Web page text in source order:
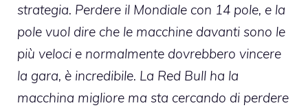
strategia. Perdere il Mondiale con 14 pole, e la
pole vuol dire che le macchine davanti sono le
più veloci e normalmente dovrebbero vincere
la gara, è incredibile. La Red Bull ha la
macchina migliore ma sta cercando di perdere